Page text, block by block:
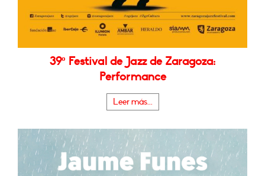
39º Festival de Jazz de Zaragoza:
Performance
Leer más...